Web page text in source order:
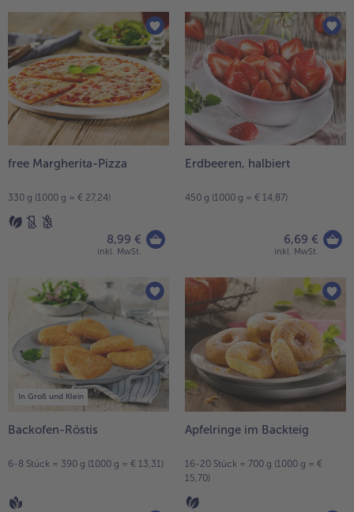
free Margherita-Pizza
330 g (1000 g = € 27,24)
8,99 €
inkl. MwSt.
Erdbeeren, halbiert
450 g (1000 g = € 14,87)
6,69 €
inkl. MwSt.
In Groß und Klein
Backofen-Röstis
6-8 Stück = 390 g (1000 g = € 13,31)
Apfelringe im Backteig
16-20 Stück = 700 g (1000 g = €
15,70)